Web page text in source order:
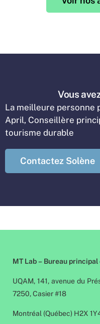
Vous
La meilleure personne
April, Conseillère
tourisme durable
Contactez Solène
MT Lab – Bureau
UQAM, 141, avenue du
7250, Casier #18
Montréal (Québec) H2X